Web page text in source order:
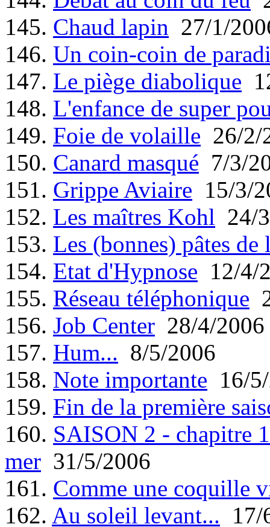
145. Chaud lapin 27/1/
146. Un coin-coin de
147. Le piège diabolique
148. L'enfance de super
149. Foie de volaille 26/2/
150. Canard masqué 7/3/
151. Grippe Aviaire 15/3/
152. Les maîtres Kohl 24/
153. Les (bonnes) pâtes de
154. Etat d'Hypnose 12/4/
155. Réseau téléphonique
156. Job Center 28/4/2006
157. Hum... 8/5/2006
158. Note importante 16/
159. Fin de la première
160. SAISON 2 - chapitre
mer 31/5/2006
161. Comme une coquille
162. Au soleil levant... 17/